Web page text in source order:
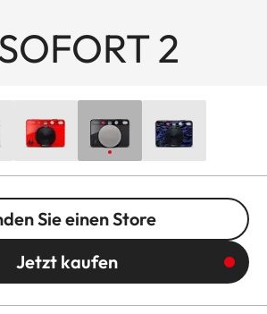
2
Sie einen Store
Jetzt kaufen